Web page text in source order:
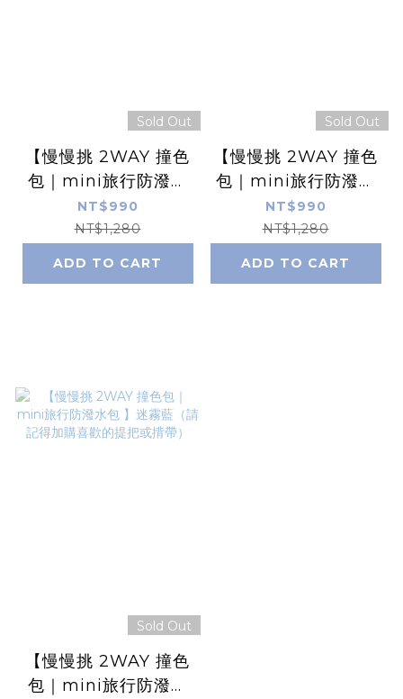
Sold Out
【慢慢挑 2WAY 撞色
包｜mini旅行防潑水
包 】清水灰（請記得
加購喜歡的提把或揹
帶）
NT$990
NT$1,280
ADD TO CART
Sold Out
【慢慢挑 2WAY 撞色
包｜mini旅行防潑水
包 】星際黑（請記得
加購喜歡的提把或揹
帶）
NT$990
NT$1,280
ADD TO CART
Sold Out
【慢慢挑 2WAY 撞色
包｜mini旅行防潑水